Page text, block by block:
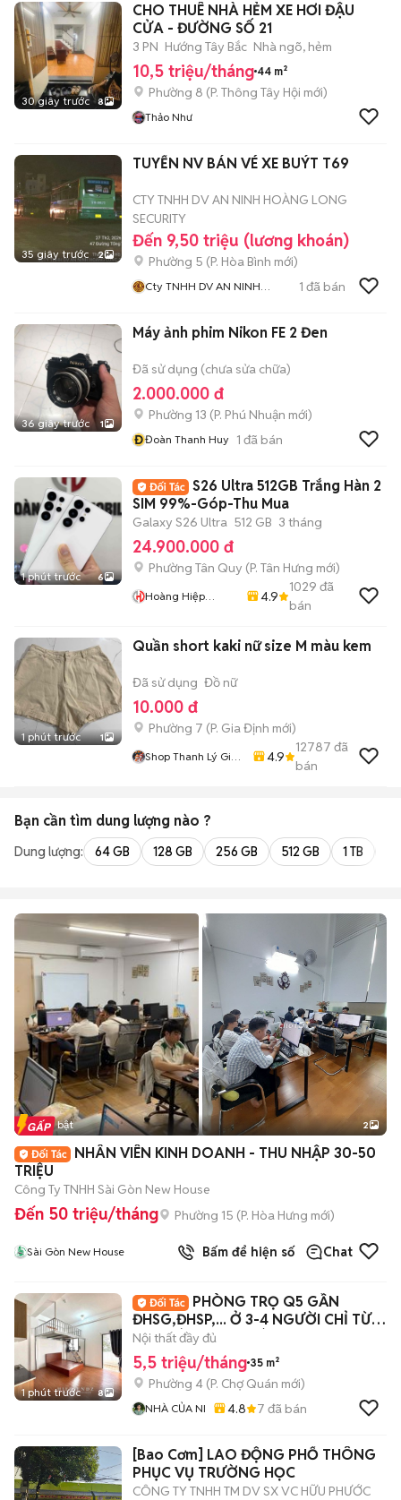
30 giây trước 8
CHO THUÊ NHÀ HẺM XE HƠI ĐẬU
CỬA - ĐƯỜNG SỐ 21
3 PN Hướng Tây Bắc Nhà ngõ, hẻm
10,5 triệu/tháng 44 m²
Phường 8 (P. Thông Tây Hội mới)
Thảo Như
35 giây trước 2
TUYỂN NV BÁN VÉ XE BUÝT T69
CTY TNHH DV AN NINH HOÀNG LONG
SECURITY
Đến 9,50 triệu (lương khoán)
Phường 5 (P. Hòa Bình mới)
Cty TNHH DV AN NINH
1 đã bán
36 giây trước 1
Máy ảnh phim Nikon FE 2 Đen
Đã sử dụng (chưa sửa chữa)
2.000.000 đ
Phường 13 (P. Phú Nhuận mới)
ĐĐoàn Thanh Huy 1 đã bán
1 phút trước 6
S26 Ultra 512GB Trắng Hàn 2
SIM 99%-Góp-Thu Mua
Galaxy S26 Ultra 512 GB 3 tháng
24.900.000 đ
Phường Tân Quy (P. Tân Hưng mới)
Hoàng Hiệp
4.9
1029 đã
bán
1 phút trước 1
Quần short kaki nữ size M màu kem
Đã sử dụng Đồ nữ
10.000 đ
Phường 7 (P. Gia Định mới)
Shop Thanh Lý Giá
4.9
12787 đã
bán
Bạn cần tìm dung lượng nào ?
Dung lượng: 64 GB 128 GB 256 GB 512 GB 1 TB
Tin nổi bật 2
NHÂN VIÊN KINH DOANH - THU NHẬP 30-50
TRIỆU
Công Ty TNHH Sài Gòn New House
Đến 50 triệu/tháng Phường 15 (P. Hòa Hưng mới)
Sài Gòn New House Bấm để hiện số Chat
1 phút trước 8
PHÒNG TRỌ Q5 GẦN
ĐHSG,ĐHSP,... Ở 3-4 NGƯỜI CHỈ TỪ
5tr5 CÓ THANG MÁY
Nội thất đầy đủ
5,5 triệu/tháng 35 m²
Phường 4 (P. Chợ Quán mới)
NHÀ CỦA NI 4.8 7 đã bán
[Bao Cơm] LAO ĐỘNG PHỔ THÔNG
PHỤC VỤ TRƯỜNG HỌC
CÔNG TY TNHH TM DV SX VC HỮU PHƯỚC